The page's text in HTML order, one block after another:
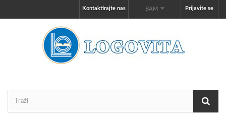
Prijavite se
BAM
Kontaktirajte nas